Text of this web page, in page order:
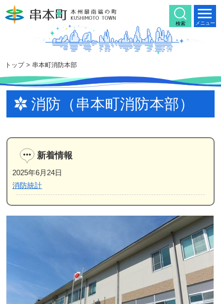
文
メニュー
トップ> 串本町消防本部
検索
消防（串本町消防本部）
新着情報
2025年6月24日
消防統計